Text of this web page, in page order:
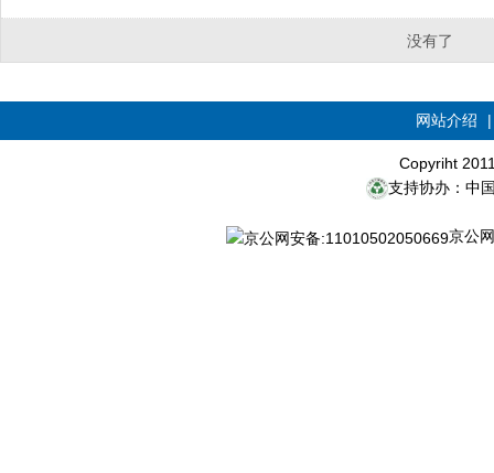
没有了
网站介绍
Copyriht
支持协办：中
京公